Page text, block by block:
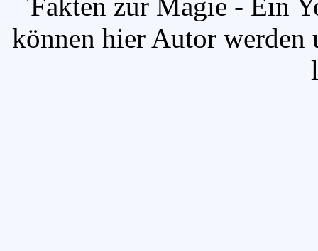
können hier Autor